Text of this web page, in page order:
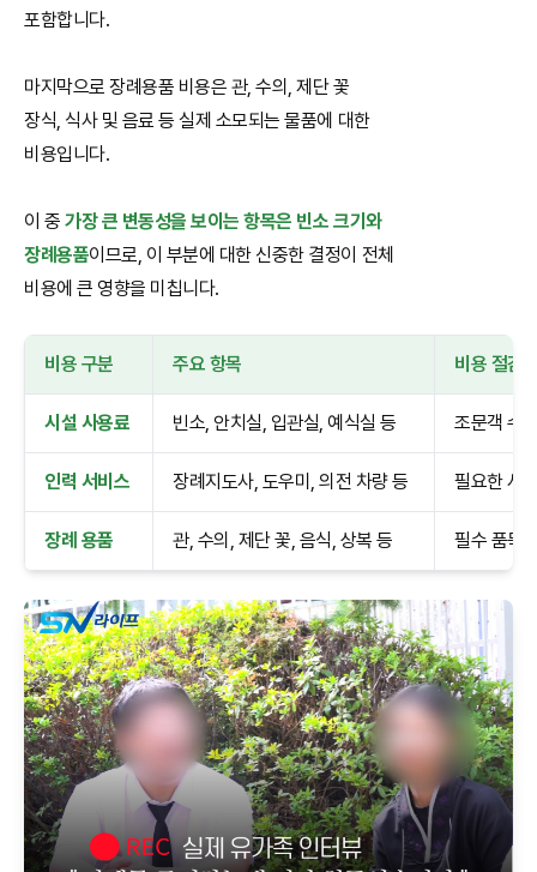
포함합니다.
마지막으로 장례용품 비용은 관, 수의, 제단 꽃
장식, 식사 및 음료 등 실제 소모되는 물품에 대한
비용입니다.
이 중가장 큰 변동성을 보이는 항목은 빈소 크기와
장례용품이므로, 이 부분에 대한 신중한 결정이 전체
비용에 큰 영향을 미칩니다.
비용 구분 주요 항목 비용 절감
시설 사용료 빈소, 안치실, 입관실, 예식실 등 조문객 수
인력 서비스 장례지도사, 도우미, 의전 차량 등 필요한 서
장례 용품 관, 수의, 제단 꽃, 음식, 상복 등 필수 품목